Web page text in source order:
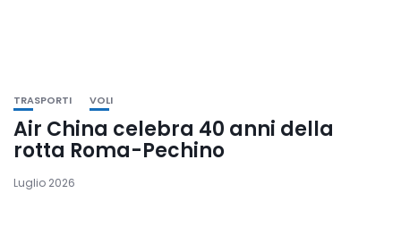
TRASPORTI VOLI
Air China celebra 40 anni della
rotta Roma-Pechino
Luglio 2026